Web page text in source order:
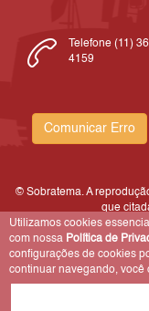
Telefone (11)
4159
Comunicar Erro
© Sobratema. A
que
Utilizamos cookies
com nossa Política de
configurações de cookies
continuar navegando, você